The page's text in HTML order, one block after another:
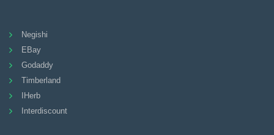
Negishi
EBay
Godaddy
Timberland
IHerb
Interdiscount